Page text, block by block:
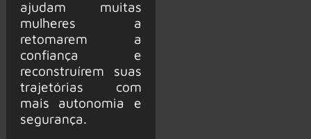
ajudam muitas
mulheres a
retomarem a
confiança e
reconstruírem suas
trajetórias com
mais autonomia e
segurança.